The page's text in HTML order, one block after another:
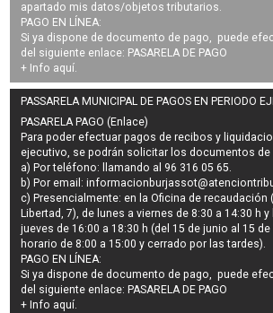
apartado mis datos/objetos tributarios.
PAGO EN LÍNEA:
Si ya dispone de documento de pago, puede
del siguiente enlace: PASARELA DE PAGO
+ Info aquí.
PASSARELA MUNICIPAL DE PAGOS EN PERIODO
PASARELA PAGO (Enlace)
Para poder efectuar pagos derecibos y
ejecutivo, se podrán solicitar los documentos de
a) Por teléfono: llamando al 96 316 05 65.
b) Por email:
c) Presencialmente: en la Oficina de recaudación
Libertad, 7), de lunes a viernes de 8:30 a 14:30 h
jueves de 16:00 a 18:30 h (del 15 de junio al 15
horario de 8:00 a 15:00 y cerrado por las tardes).
PAGO EN LÍNEA:
Si ya dispone de documento de pago, puede
del siguiente enlace: PASARELA DE PAGO
+ Info aquí.